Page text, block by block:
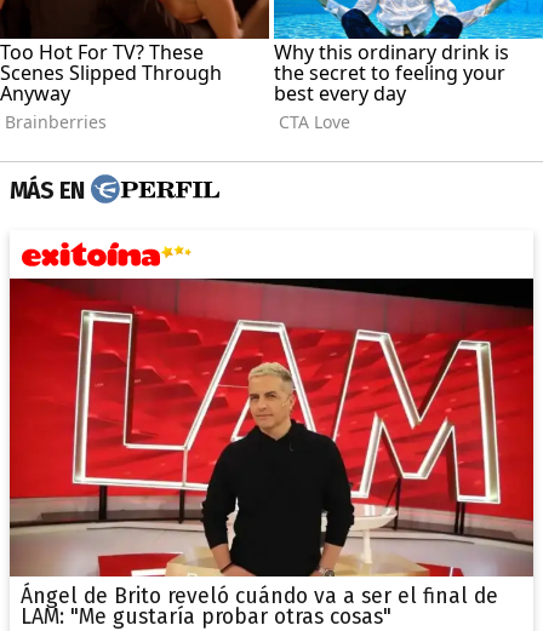
MÁS EN
Ángel de Brito reveló cuándo va a ser el final de
LAM: "Me gustaría probar otras cosas"